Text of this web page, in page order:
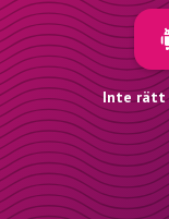
Inte rätt